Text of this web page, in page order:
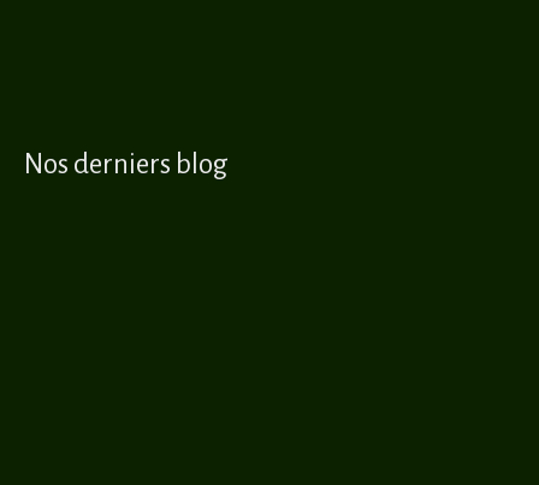
Nos derniers blog